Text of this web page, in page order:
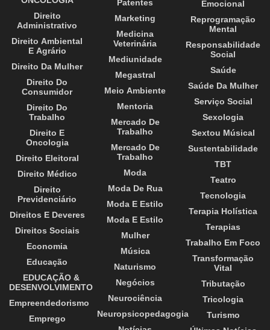
Direito
Administrativo
Direito Ambiental
E Agrário
Direito Da Mulher
Direito Do
Consumidor
Direito Do
Trabalho
Direito E
Oncologia
Direito Eleitoral
Direito Médico
Direito
Previdenciário
Direitos E Deveres
Direitos Sociais
Economia
Educação
EDUCAÇÃO &
DESENVOLVIMENTO
Empreendedorismo
Emprego
Patentes
Marketing
Medicina
Veterinária
Mediunidade
Megastral
Meio Ambiente
Mentoria
Mercado De
Trabalho
Mercado De
Trabalho
Moda
Moda De Rua
Moda E Estilo
Moda E Estilo
Mulher
Música
Naturismo
Negócios
Neurociência
Neuropsicopedagogia
Emocional
Reprogramação
Mental
Responsabilidade
Social
Saúde
Saúde Da Mulher
Serviço Social
Sexologia
Sextou Músical
Sustentabilidade
TBT
Teatro
Tecnologia
Terapia Holística
Terapias
Trabalho Em Foco
Transformação
Vital
Tributação
Tricologia
Turismo